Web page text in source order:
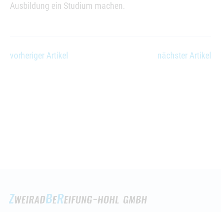
Ausbildung ein Studium machen.
vorheriger Artikel nächster Artikel